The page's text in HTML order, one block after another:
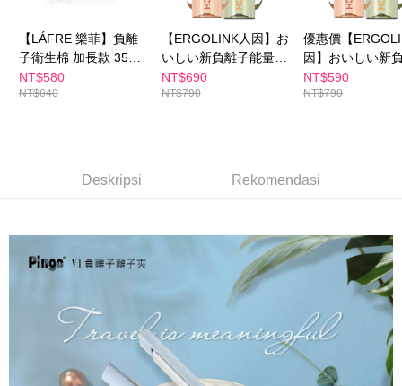
boleh melanjutkan tempoh pembayaran anda sebelum anda menerima
pesanan. Walau bagaimanapun, tiada jaminan bahawa anda boleh
menerima pesanan anda semasa tempoh pembayaran (cth.: produk
prapesanan atau produk yang mungkin mengambil masa yang lebih
lama untuk dihantar). Oleh itu, anda dikehendaki membuat pembayaran
kepada AFTEE dalam tempoh sama ada anda menerima pesanan.
2. Amaun perbelanjaan minimum mestilah lebih besar daripada NT$20.
Ketiga, Syarat Perkhidmatan
Perkhidmatan AFTEE Beli Sekarang Bayar Kemudian disediakan oleh NP
Taiwan, Inc. dan AFTEE akan membuat bil kepada pengguna. AFTEE
akan menggunakan data peribadi yang dikumpul (termasuk nama
pembeli, no. telefon, nama penerima, no. telefon, alamat penerima) untuk
penggunaan perkhidmatan. Sila rujuk kepada "Penyata Pengumpulan
Data Peribadi, Pemprosesan, Penggunaan"
(https://aftee.tw/privacypolicy/) untuk maklumat lanjut.
Jumlah yang diperakui untuk pengguna kali pertama yang lulus
NT$100/pesanan | Penghantaran percuma untuk pesanan
NT$600 atau lebih
7-11付款取貨
NT$100/pesanan | Penghantaran percuma untuk pesanan
NT$100/pesanan | Penghantaran percuma untuk pesanan
NT$100/pesanan | Penghantaran percuma untuk pesanan
離島配送
NT$150/pesanan | Penghantaran percuma untuk pesanan
【LÁFRE 樂菲】負離
子衛生棉 加長款 35cm
(36片/包)(馬來西亞人
氣YouTuber |
NT$580
NT$640
【ERGOLINK人因】お
いしい新負離子能量水
壺TT700 (抹茶綠/珊瑚
粉)
NT$690
NT$790
優惠價【
因】おいしい新
能量水壺TT700 (
綠/珊瑚粉)
NT$590
NT$790
Deskripsi Rekomendasi